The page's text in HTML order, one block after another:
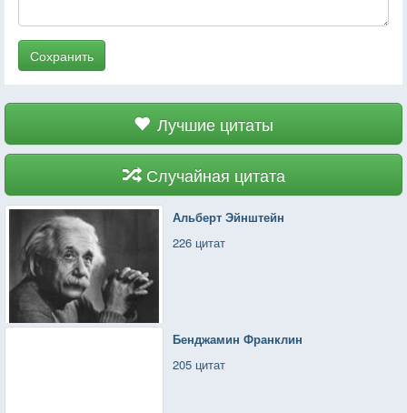
Сохранить
Лучшие цитаты
Случайная цитата
Альберт Эйнштейн
226 цитат
Бенджамин Франклин
205 цитат